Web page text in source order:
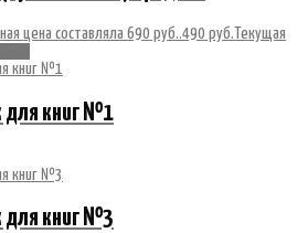
цена составляла 690 руб..490 руб. Текущая
для книг №1
для книг №3